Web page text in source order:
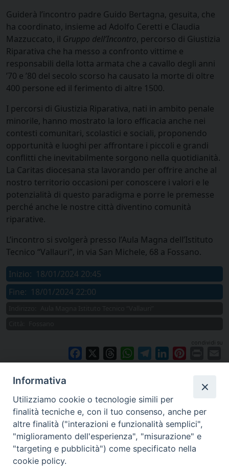
Guiderà l’incontro padre Guido Bertagna, gesuita, che
ha coordinato, insieme ad Adolfo Ceretti e Claudia
Mazzuccato, il Gruppo dell’Incontro, percorso di Giustizia
Riparativa che ha messo a confronto vittime e
responsabili della lotta armata che a cavallo degli anni
’70 e ’80 del secolo scorso ha causato la morte di oltre
400 persone ed il ferimento di altre 1500.
I percorsi di Giustizia Riparativa, nati in ambito penale
minorile, hanno mostrato la loro efficacia anche nei
contesti comunitari, scolastici e sociali, proponendo
opportunità e luoghi per aﬀrontare i piccoli e grandi
conﬂitti che inevitabilmente sorgono nella quotidianità.
La Caritas diocesana sta lavorando per oﬀrire anche al
nostro territorio occasioni per conoscere i valori e le
potenzialità di questo paradigma e porre le premesse
perché anche le nostre città diventino comunità
riparative.
L’incontro si svolgerà presso l’Aula Magna dell’Istituto
Tecnico “Vallauri”, in via San Michele, 68 a Fossano.
Inizio: 18/01/2024 20:45
Fine: 18/01/2024 22:00
condividi su
Facebook ThreadsWhatsAppTelegramLinkedIn
Informativa
Utilizziamo cookie o tecnologie simili per
finalità tecniche e, con il tuo consenso, anche per
altre finalità ("interazioni e funzionalità semplici",
"miglioramento dell'esperienza", "misurazione" e
"targeting e pubblicità") come specificato nella
cookie policy.